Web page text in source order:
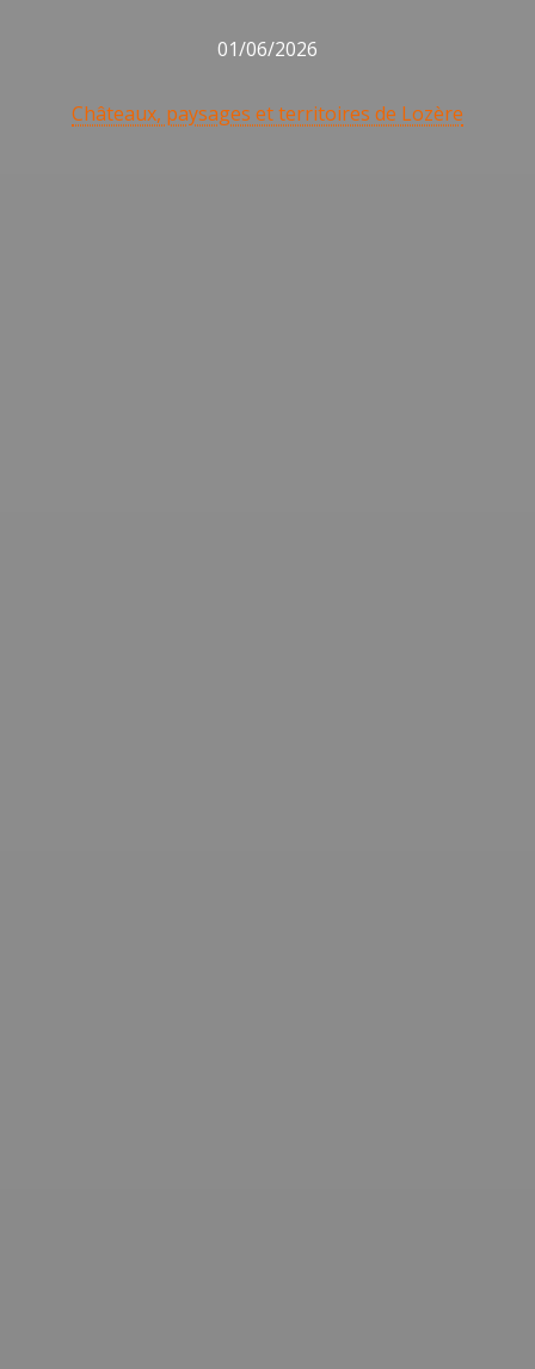
01/06/2026
Châteaux, paysages et territoires de Lozère